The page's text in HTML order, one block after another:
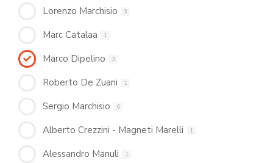
Lorenzo Marchisio 3
Marc Catalaa 1
Marco Dipelino 3
Roberto De Zuani 1
Sergio Marchisio 6
Alberto Crezzini - Magneti Marelli 1
Alessandro Manuli 1